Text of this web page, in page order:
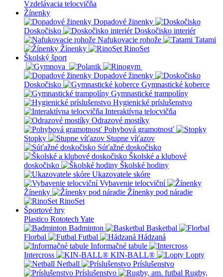
Vzdelávacia telocvičňa
Žínenky
Dopadové žinenky
Doskočisko
Doskočisko interiér
Nafukovacie rohože
Tatami
Žínenky
RinoSet
Školský šport
Dopadové žinenky
Doskočisko
Gymnastické koberce
Gymnastické trampolíny
Hygienické príslušenstvo
Interaktívna telocvičňa
Odrazové mostíky
Pohybová gramotnosť
Stopky
Stupne víťazov
Súťažné doskočisko
Školské a klubové
doskočisko
Školské hodiny
Ukazovatele skóre
Vybavenie telocviční
Žínenky
Žínenky pod náradie
RinoSet
Športové hry
Plastico Rototech Yate
Badminton
Basketbal
Florbal
Futbal
Hádzaná
Informačné tabule
Intercross
KIN-BALL®
Lopty
Netball
Príslušenstvo
Príslušenstvo
Rugby,